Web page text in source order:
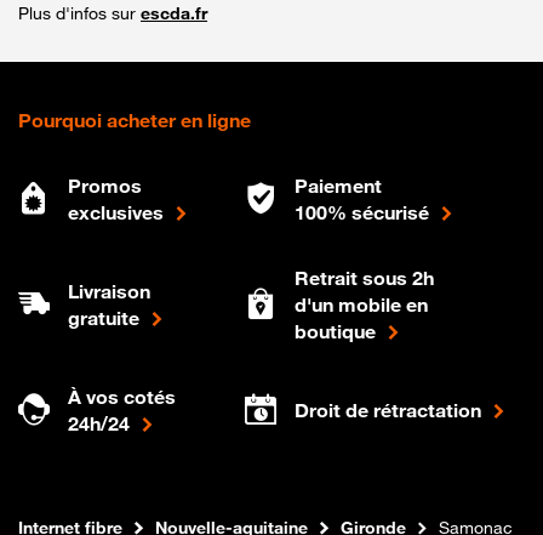
Plus d'infos sur escda.fr
Pourquoi acheter en ligne
Promos
exclusives
Paiement
100% sécurisé
Livraison
gratuite
Retrait sous 2h
d'un mobile en
boutique
À vos cotés
24h/24
Droit de rétractation
Boutique Orange
Internet fibre Nouvelle-aquitaine Gironde Samonac